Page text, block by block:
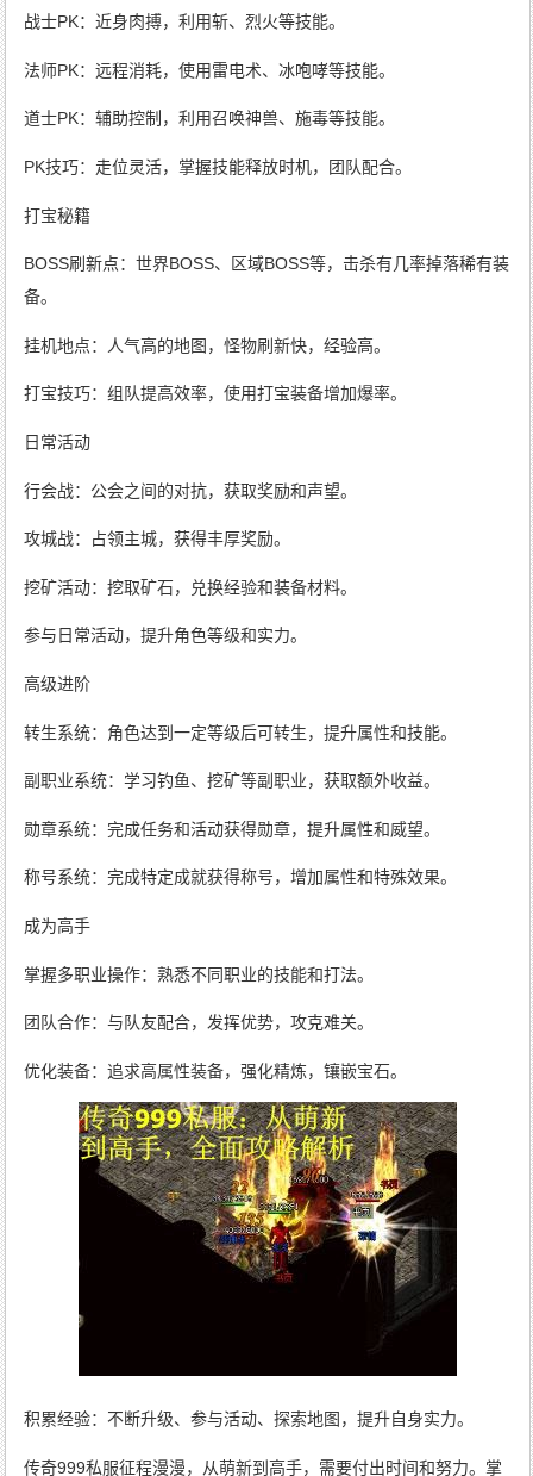
战士PK：近身肉搏，利用斩、烈火等技能。
法师PK：远程消耗，使用雷电术、冰咆哮等技能。
道士PK：辅助控制，利用召唤神兽、施毒等技能。
PK技巧：走位灵活，掌握技能释放时机，团队配合。
打宝秘籍
BOSS刷新点：世界BOSS、区域BOSS等，击杀有几率掉落稀有装
备。
挂机地点：人气高的地图，怪物刷新快，经验高。
打宝技巧：组队提高效率，使用打宝装备增加爆率。
日常活动
行会战：公会之间的对抗，获取奖励和声望。
攻城战：占领主城，获得丰厚奖励。
挖矿活动：挖取矿石，兑换经验和装备材料。
参与日常活动，提升角色等级和实力。
高级进阶
转生系统：角色达到一定等级后可转生，提升属性和技能。
副职业系统：学习钓鱼、挖矿等副职业，获取额外收益。
勋章系统：完成任务和活动获得勋章，提升属性和威望。
称号系统：完成特定成就获得称号，增加属性和特殊效果。
成为高手
掌握多职业操作：熟悉不同职业的技能和打法。
团队合作：与队友配合，发挥优势，攻克难关。
优化装备：追求高属性装备，强化精炼，镶嵌宝石。
积累经验：不断升级、参与活动、探索地图，提升自身实力。
传奇999私服征程漫漫，从萌新到高手，需要付出时间和努力。掌